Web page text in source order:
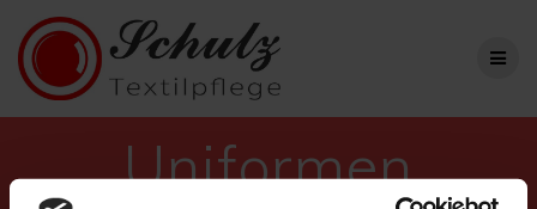
Uniformen